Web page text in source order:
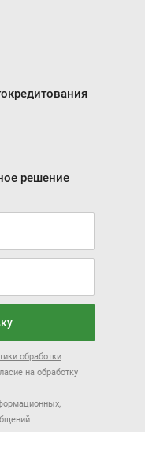
решение
обработки
на обработку